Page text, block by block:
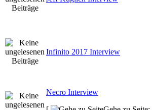
Infinito 2017 Interview
Necro Interview